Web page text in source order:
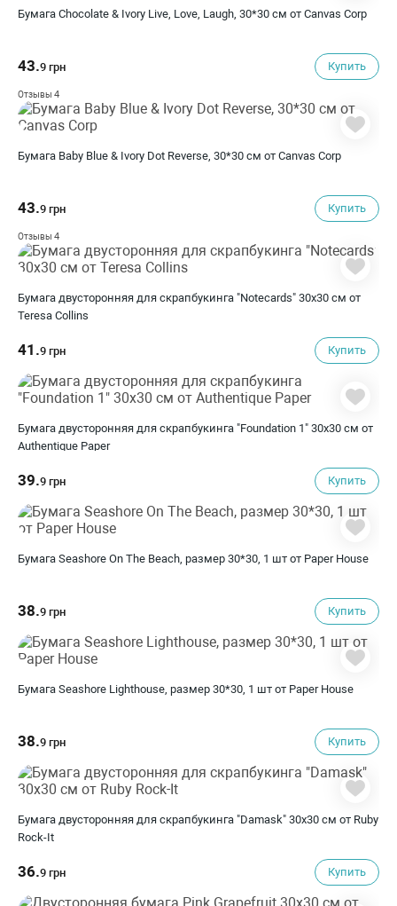
Бумага Chocolate & Ivory Live, Love, Laugh, 30*30 см от Canvas Corp
43.9 грн Купить
Отзывы 4
Бумага Baby Blue & Ivory Dot Reverse, 30*30 см от Canvas Corp
43.9 грн Купить
Отзывы 4
Бумага двусторонняя для скрапбукинга "Notecards" 30х30 см от
Teresa Collins
41.9 грн Купить
Бумага двусторонняя для скрапбукинга "Foundation 1" 30х30 см от
Authentique Paper
39.9 грн Купить
Бумага Seashore On The Beach, размер 30*30, 1 шт от Paper House
38.9 грн Купить
Бумага Seashore Lighthouse, размер 30*30, 1 шт от Paper House
38.9 грн Купить
Бумага двусторонняя для скрапбукинга "Damask" 30х30 см от Ruby
Rock-It
36.9 грн Купить